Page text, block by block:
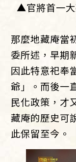
▲官將首一大
那麼地藏庵當
委所述，早期
因此特意祀奉
爺」。而後一
民化政策，才
藏庵的歷史可
此保留至今。